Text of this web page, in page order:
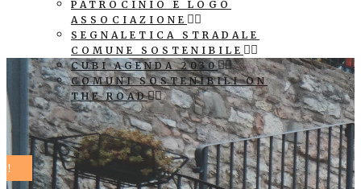
PATROCINIO E LOGO
ASSOCIAZIONE
SEGNALETICA STRADALE
COMUNE SOSTENIBILE
CUBI AGENDA 2030
COMUNI SOSTENIBILI ON
THE ROAD